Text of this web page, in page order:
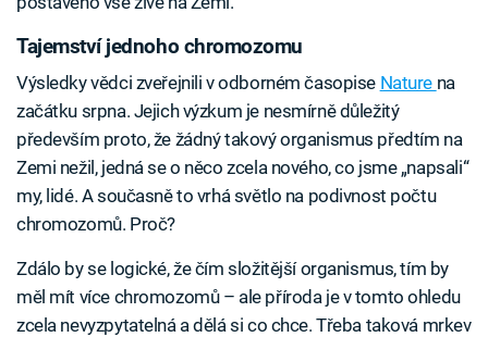
Tajemství jednoho chromozomu
Výsledky vědci zveřejnili v odborném časopise Nature na
začátku srpna. Jejich výzkum je nesmírně důležitý
především proto, že žádný takový organismus předtím na
Zemi nežil, jedná se o něco zcela nového, co jsme „napsali“
my, lidé. A současně to vrhá světlo na podivnost počtu
chromozomů. Proč?
Zdálo by se logické, že čím složitější organismus, tím by
měl mít více chromozomů – ale příroda je v tomto ohledu
zcela nevyzpytatelná a dělá si co chce. Třeba taková mrkev